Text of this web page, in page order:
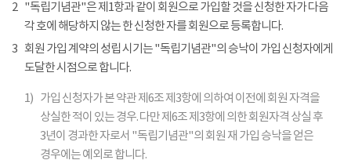
2 "독립기념관"은 제1항과 같이 회원으로 가입할 것을 신청한 자가 다음
각 호에 해당하지 않는 한 신청한 자를 회원으로 등록합니다.
3 회원 가입 계약의 성립 시기는 "독립기념관"의 승낙이 가입 신청자에게
도달한 시점으로 합니다.
1) 가입 신청자가 본 약관 제6조 제3항에 의하여 이전에 회원 자격을
상실한 적이 있는 경우. 다만 제6조 제3항에 의한 회원자격 상실 후
3년이 경과한 자로서 "독립기념관"의 회원 재 가입 승낙을 얻은
경우에는 예외로 합니다.